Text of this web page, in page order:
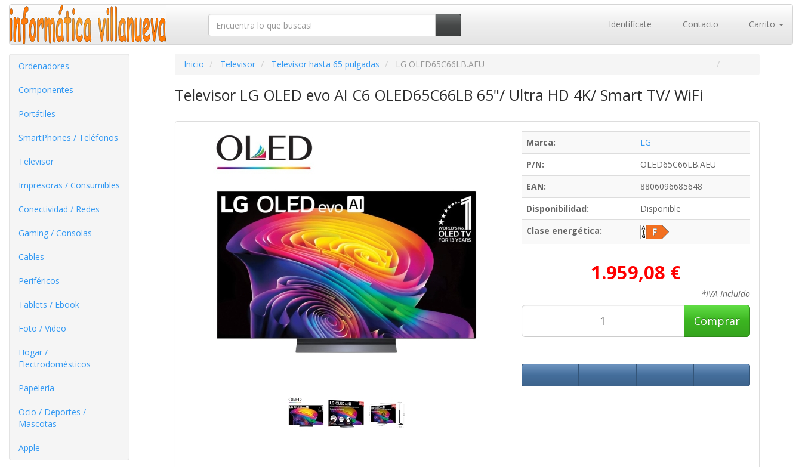
Identifícate Contacto Carrito
Ordenadores
Componentes
Portátiles
SmartPhones / Teléfonos
Televisor
Impresoras / Consumibles
Conectividad / Redes
Gaming / Consolas
Cables
Periféricos
Tablets / Ebook
Foto / Video
Hogar /
Electrodomésticos
Papelería
Ocio / Deportes /
Mascotas
Apple
Inicio Televisor Televisor hasta 65 pulgadas LG OLED65C66LB.AEU
Televisor LG OLED evo AI C6 OLED65C66LB 65"/ Ultra HD 4K/ Smart TV/ WiFi
Marca:
LG
P/N:
OLED65C66LB.AEU
EAN:
8806096685648
Disponibilidad:
Disponible
Clase energética:
1.959,08 €
*IVA Incluido
Comprar